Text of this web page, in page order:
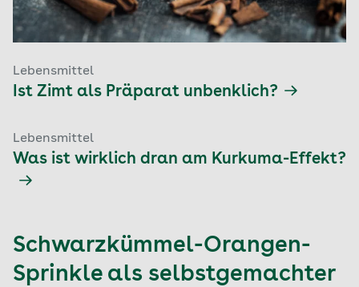
Lebensmittel
Ist Zimt als Präparat unbenklich?
Lebensmittel
Was ist wirklich dran am Kurkuma-Effekt?
Schwarzkümmel-Orangen-
Sprinkle als selbstgemachter